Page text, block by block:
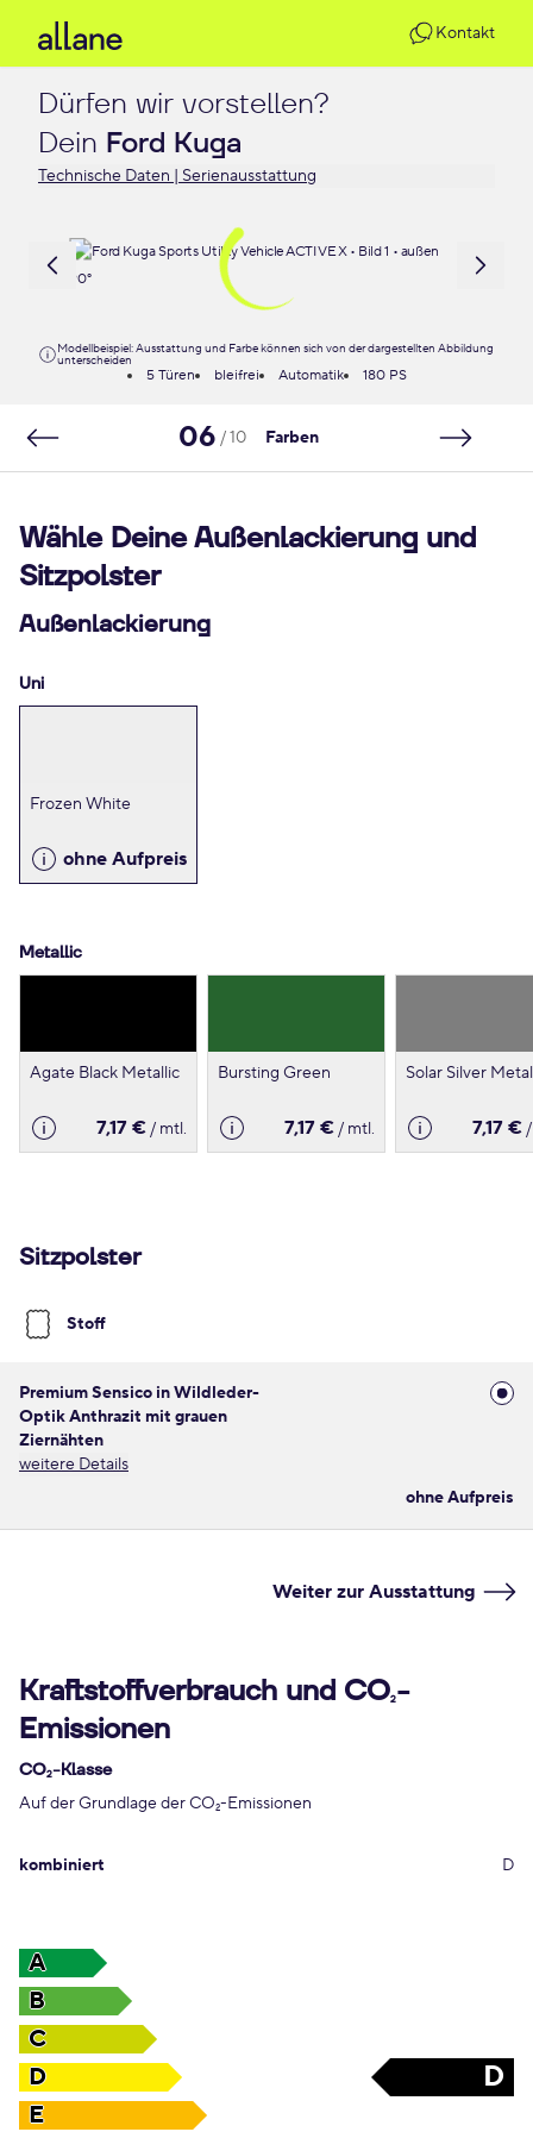
Kontakt
Dürfen wir vorstellen?
Dein Ford Kuga
Technische Daten | Serienausstattung
Modellbeispiel: Ausstattung und Farbe können sich von der dargestellten Abbildung
unterscheiden
5 Türen bleifrei Automatik 180 PS
06 / 10 Farben
Wähle Deine Außenlackierung und
Sitzpolster
Außenlackierung
Uni
Frozen White
ohne Aufpreis
Metallic
Agate Black Metallic
7,17 €/ mtl.
Bursting Green
7,17 €/ mtl.
Solar Silver
7,17 €
Sitzpolster
Stoff
Premium Sensico in Wildleder-
Optik Anthrazit mit grauen
Ziernähten
weitere Details
ohne Aufpreis
Weiter zur Ausstattung
Kraftstoffverbrauch und CO2-
Emissionen
CO2-Klasse
Auf der Grundlage der CO2-Emissionen
kombiniert D
A
B
C
D
D
E